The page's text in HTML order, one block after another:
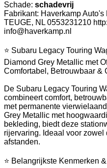
Schade: schadevrij
Fabrikant: Haverkamp
TEUGE, NL 0553231210
info@haverkamp.nl
⭐ Subaru Legacy Touring
Diamond Grey Metallic met
Comfortabel, Betrouwbaar &
De Subaru Legacy Touring
combineert comfort,
met permanente
Grey Metallic met
bekleding, biedt deze
rijervaring. Ideaal voor
afstanden.
⭐ Belangrijkste Kenmerken